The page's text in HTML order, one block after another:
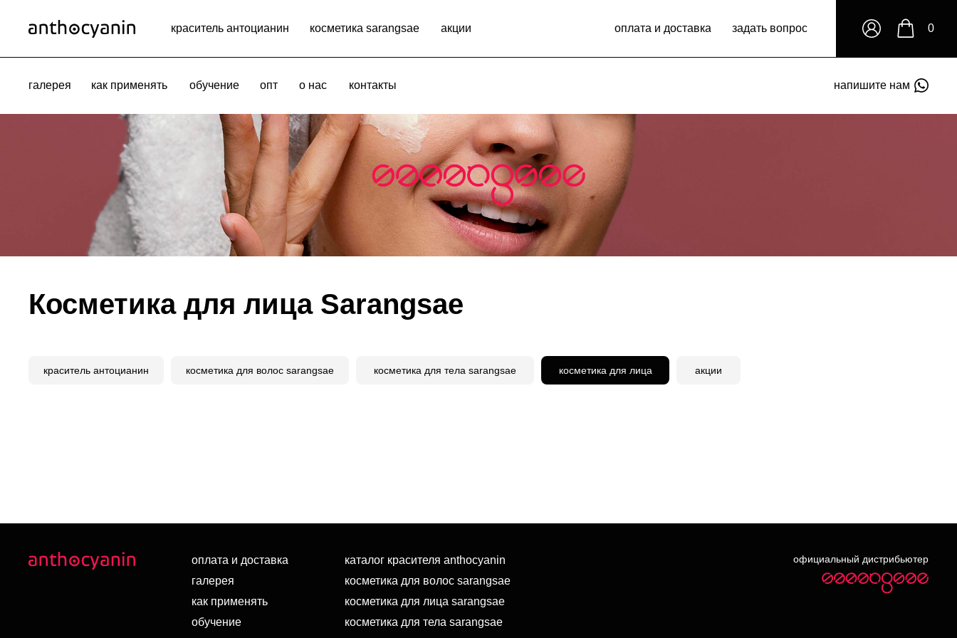
краситель антоцианин косметика sarangsae акции оплата и доставка задать вопрос 0
галерея как применять обучение опт о нас контакты напишите нам
Косметика для лица Sarangsae
краситель антоцианин косметика для волос sarangsae косметика для тела sarangsae косметика для лица акции
оплата и доставка
галерея
как применять
обучение
каталог красителя anthocyanin
косметика для волос sarangsae
косметика для лица sarangsae
косметика для тела sarangsae
официальный дистрибьютер